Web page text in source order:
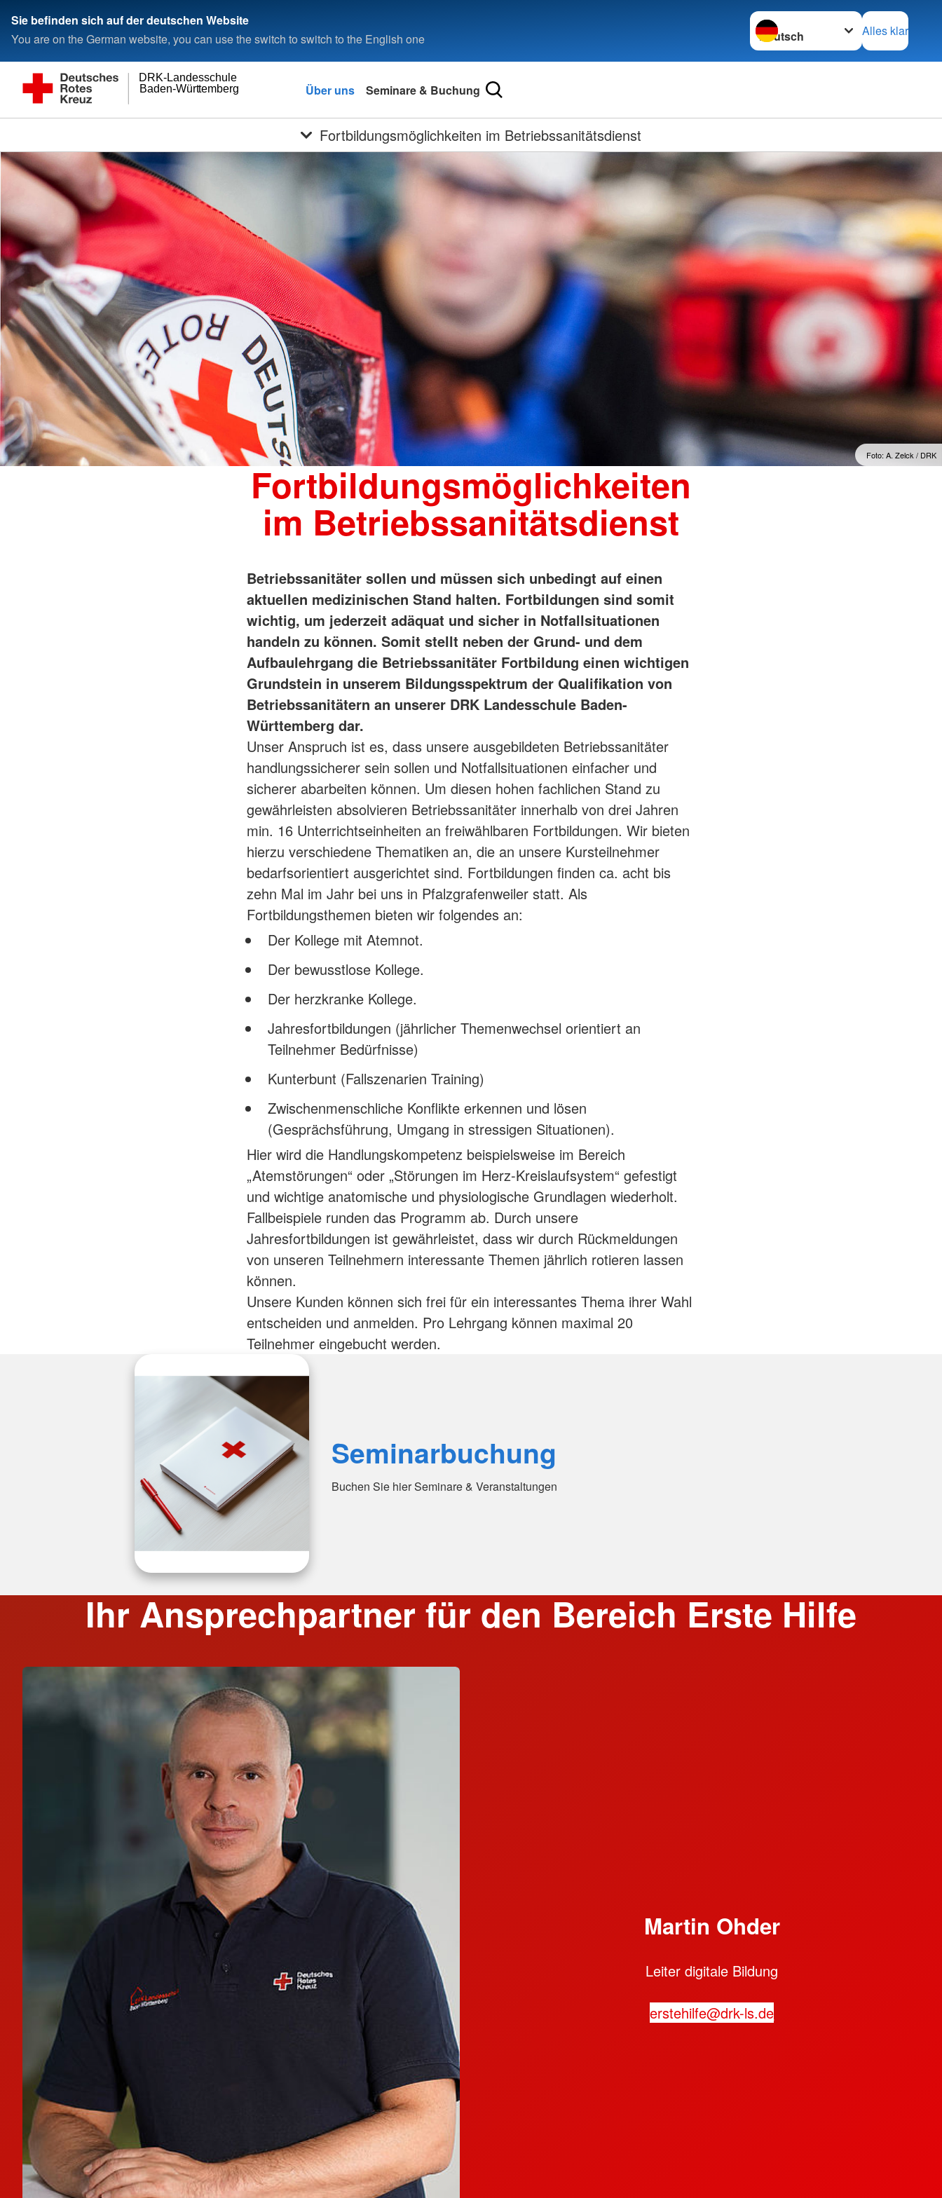
Sie befinden sich auf der deutschen Website
You are on the German website, you can use the switch to switch to the English one
Sprache wechseln zu
Alles klar
Baden-Württemberg
DRK-Landesschule
Über uns Seminare & Buchung
Fortbildungsmöglichkeiten im Betriebssanitätsdienst
Foto: A. Zelck / DRK
Fortbildungsmöglichkeiten
im Betriebssanitätsdienst
Betriebssanitäter sollen und müssen sich unbedingt auf einen
aktuellen medizinischen Stand halten. Fortbildungen sind somit
wichtig, um jederzeit adäquat und sicher in Notfallsituationen
handeln zu können. Somit stellt neben der Grund- und dem
Aufbaulehrgang die Betriebssanitäter Fortbildung einen wichtigen
Grundstein in unserem Bildungsspektrum der Qualifikation von
Betriebssanitätern an unserer DRK Landesschule Baden-
Württemberg dar.
Unser Anspruch ist es, dass unsere ausgebildeten Betriebssanitäter
handlungssicherer sein sollen und Notfallsituationen einfacher und
sicherer abarbeiten können. Um diesen hohen fachlichen Stand zu
gewährleisten absolvieren Betriebssanitäter innerhalb von drei Jahren
min. 16 Unterrichtseinheiten an freiwählbaren Fortbildungen. Wir bieten
hierzu verschiedene Thematiken an, die an unsere Kursteilnehmer
bedarfsorientiert ausgerichtet sind. Fortbildungen finden ca. acht bis
zehn Mal im Jahr bei uns in Pfalzgrafenweiler statt. Als
Fortbildungsthemen bieten wir folgendes an:
Der Kollege mit Atemnot.
Der bewusstlose Kollege.
Der herzkranke Kollege.
Jahresfortbildungen (jährlicher Themenwechsel orientiert an
Teilnehmer Bedürfnisse)
Kunterbunt (Fallszenarien Training)
Zwischenmenschliche Konflikte erkennen und lösen
(Gesprächsführung, Umgang in stressigen Situationen).
Hier wird die Handlungskompetenz beispielsweise im Bereich
„Atemstörungen“ oder „Störungen im Herz-Kreislaufsystem“ gefestigt
und wichtige anatomische und physiologische Grundlagen wiederholt.
Fallbeispiele runden das Programm ab. Durch unsere
Jahresfortbildungen ist gewährleistet, dass wir durch Rückmeldungen
von unseren Teilnehmern interessante Themen jährlich rotieren lassen
können.
Unsere Kunden können sich frei für ein interessantes Thema ihrer Wahl
entscheiden und anmelden. Pro Lehrgang können maximal 20
Teilnehmer eingebucht werden.
Seminarbuchung
Buchen Sie hier Seminare & Veranstaltungen
Ihr Ansprechpartner für den Bereich Erste Hilfe
Martin Ohder
Leiter digitale Bildung
erstehilfe@drk-ls.de